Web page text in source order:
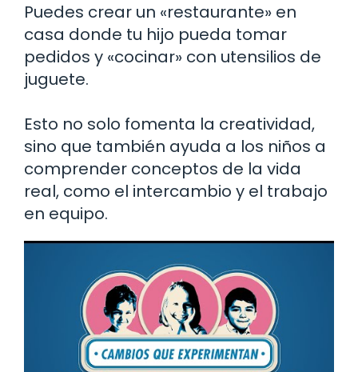
Puedes crear un «restaurante» en
casa donde tu hijo pueda tomar
pedidos y «cocinar» con utensilios de
juguete.
Esto no solo fomenta la creatividad,
sino que también ayuda a los niños a
comprender conceptos de la vida
real, como el intercambio y el trabajo
en equipo.